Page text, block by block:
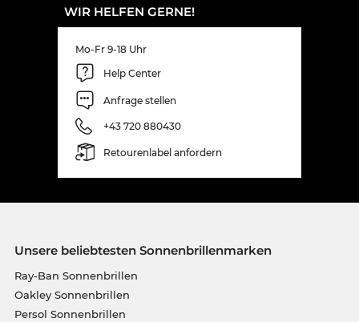
WIR HELFEN GERNE!
Mo-Fr 9-18 Uhr
Help Center
Anfrage stellen
+43 720 880430
Retourenlabel anfordern
Unsere beliebtesten Sonnenbrillenmarken
Ray-Ban Sonnenbrillen
Oakley Sonnenbrillen
Persol Sonnenbrillen